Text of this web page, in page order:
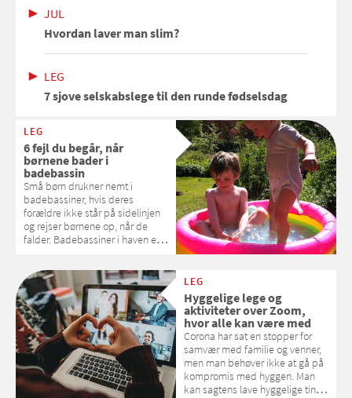
JUL
Hvordan laver man slim?
LEG
7 sjove selskabslege til den runde fødselsdag
LEG
6 fejl du begår, når
børnene bader i
badebassin
Små børn drukner nemt i
badebassiner, hvis deres
forældre ikke står på sidelinjen
og rejser børnene op, når de
falder. Badebassiner i haven er
LEG
Hyggelige lege og
aktiviteter over Zoom,
hvor alle kan være med
Corona har sat en stopper for
samvær med familie og venner,
men man behøver ikke at gå på
kompromis med hyggen. Man
kan sagtens lave hyggelige ting